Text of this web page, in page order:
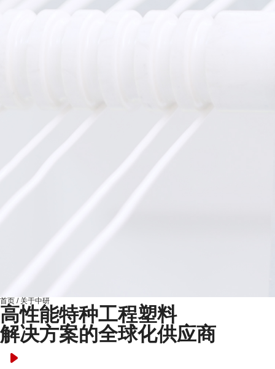
首页 / 关于中研
高性能特种工程塑料
解决方案的全球化供应商